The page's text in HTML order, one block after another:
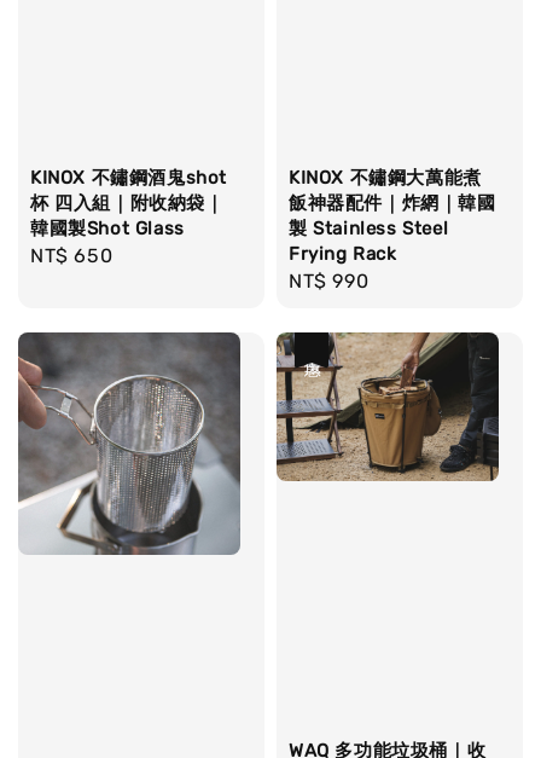
KINOX 不鏽鋼酒鬼shot
杯 四入組｜附收納袋｜
韓國製Shot Glass
Regular
NT$ 650
KINOX 不鏽鋼大萬能煮
飯神器配件｜炸網｜韓國
製 Stainless Steel
Frying Rack
Regular
NT$ 990
WAQ 多功能垃圾桶｜收